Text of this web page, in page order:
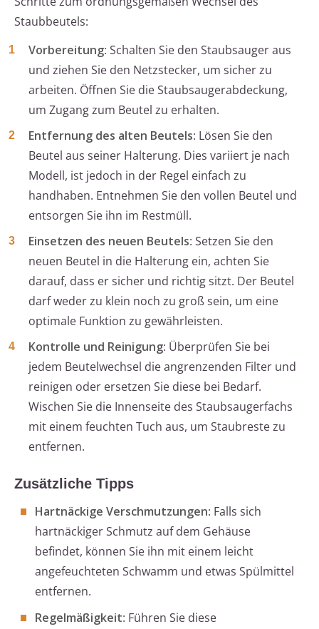
Staubbeutels:
Vorbereitung: Schalten Sie den Staubsauger aus
und ziehen Sie den Netzstecker, um sicher zu
arbeiten. Öffnen Sie die Staubsaugerabdeckung,
um Zugang zum Beutel zu erhalten.
Entfernung des alten Beutels: Lösen Sie den
Beutel aus seiner Halterung. Dies variiert je nach
Modell, ist jedoch in der Regel einfach zu
handhaben. Entnehmen Sie den vollen Beutel und
entsorgen Sie ihn im Restmüll.
Einsetzen des neuen Beutels: Setzen Sie den
neuen Beutel in die Halterung ein, achten Sie
darauf, dass er sicher und richtig sitzt. Der Beutel
darf weder zu klein noch zu groß sein, um eine
optimale Funktion zu gewährleisten.
Kontrolle und Reinigung: Überprüfen Sie bei
jedem Beutelwechsel die angrenzenden Filter und
reinigen oder ersetzen Sie diese bei Bedarf.
Wischen Sie die Innenseite des Staubsaugerfachs
mit einem feuchten Tuch aus, um Staubreste zu
entfernen.
Zusätzliche Tipps
Hartnäckige Verschmutzungen: Falls sich
hartnäckiger Schmutz auf dem Gehäuse
befindet, können Sie ihn mit einem leicht
angefeuchteten Schwamm und etwas Spülmittel
entfernen.
Regelmäßigkeit: Führen Sie diese